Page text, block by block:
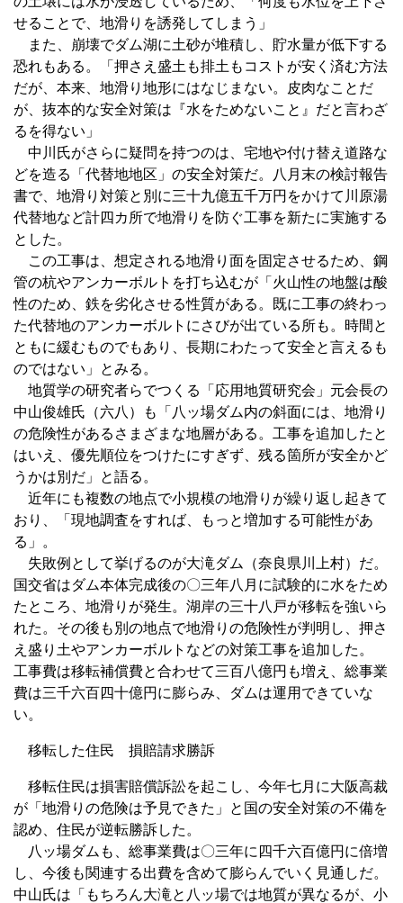
せることで、地滑りを誘発してしまう」
また、崩壊でダム湖に土砂が堆積し、貯水量が低下する
恐れもある。「押さえ盛土も排土もコストが安く済む方法
だが、本来、地滑り地形にはなじまない。皮肉なことだ
が、抜本的な安全対策は『水をためないこと』だと言わざ
るを得ない」
中川氏がさらに疑問を持つのは、宅地や付け替え道路な
どを造る「代替地地区」の安全対策だ。八月末の検討報告
書で、地滑り対策と別に三十九億五千万円をかけて川原湯
代替地など計四カ所で地滑りを防ぐ工事を新たに実施する
とした。
この工事は、想定される地滑り面を固定させるため、鋼
管の杭やアンカーボルトを打ち込むが「火山性の地盤は酸
性のため、鉄を劣化させる性質がある。既に工事の終わっ
た代替地のアンカーボルトにさびが出ている所も。時間と
ともに緩むものでもあり、長期にわたって安全と言えるも
のではない」とみる。
地質学の研究者らでつくる「応用地質研究会」元会長の
中山俊雄氏（六八）も「八ッ場ダム内の斜面には、地滑り
の危険性があるさまざまな地層がある。工事を追加したと
はいえ、優先順位をつけたにすぎず、残る箇所が安全かど
うかは別だ」と語る。
近年にも複数の地点で小規模の地滑りが繰り返し起きて
おり、「現地調査をすれば、もっと増加する可能性があ
る」。
失敗例として挙げるのが大滝ダム（奈良県川上村）だ。
国交省はダム本体完成後の〇三年八月に試験的に水をため
たところ、地滑りが発生。湖岸の三十八戸が移転を強いら
れた。その後も別の地点で地滑りの危険性が判明し、押さ
え盛り土やアンカーボルトなどの対策工事を追加した。
工事費は移転補償費と合わせて三百八億円も増え、総事業
費は三千六百四十億円に膨らみ、ダムは運用できていな
い。
移転した住民 損賠請求勝訴
移転住民は損害賠償訴訟を起こし、今年七月に大阪高裁
が「地滑りの危険は予見できた」と国の安全対策の不備を
認め、住民が逆転勝訴した。
八ッ場ダムも、総事業費は〇三年に四千六百億円に倍増
し、今後も関連する出費を含めて膨らんでいく見通しだ。
中山氏は「もちろん大滝と八ッ場では地質が異なるが、小